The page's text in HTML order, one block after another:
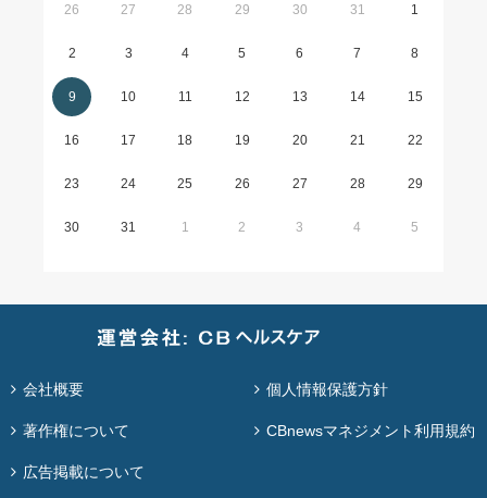
26 27 28 29 30 31 1
2 3 4 5 6 7 8
9 10 11 12 13 14 15
16 17 18 19 20 21 22
23 24 25 26 27 28 29
30 31 1 2 3 4 5
会社概要 個人情報保護方針
著作権について CBnewsマネジメント利用規約
広告掲載について